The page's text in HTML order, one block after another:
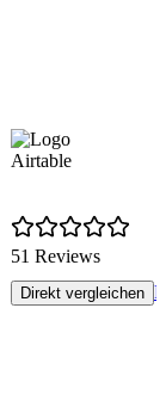
Airtable
51 Reviews
Direkt vergleichen